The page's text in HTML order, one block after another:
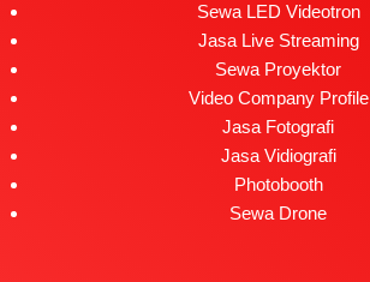
Sewa LED Videotron
Jasa Live Streaming
Sewa Proyektor
Video Company Profile
Jasa Fotografi
Jasa Vidiografi
Photobooth
Sewa Drone